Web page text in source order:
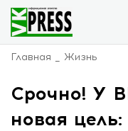
Главная Жизнь
Срочно! У
новая